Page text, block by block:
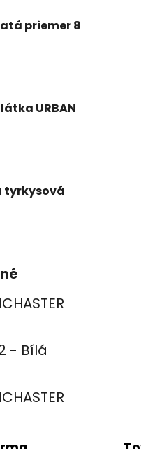
priemer 8
URBAN
tyrkysová
hviezdičiek.
- Bílá
hviezdičiek.
hviezdičiek.